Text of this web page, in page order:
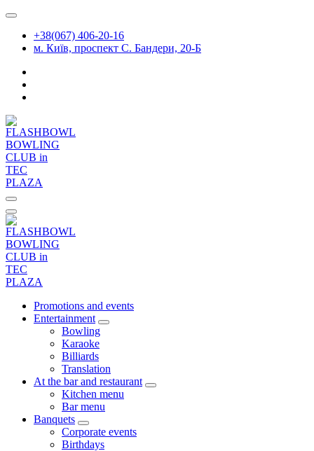
Skip
content+38(067) 406-20-16
м. Київ, проспект С. Бандери, 20-Б
Promotions and events
Entertainment
Bowling
Karaoke
Billiards
Translation
At the bar and restaurant
Kitchen menu
Bar menu
Banquets
Corporate events
Birthdays